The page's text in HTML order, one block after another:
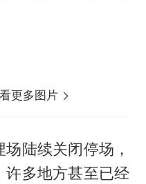
更多图片
陆续关闭停场，
许多地方甚至已经